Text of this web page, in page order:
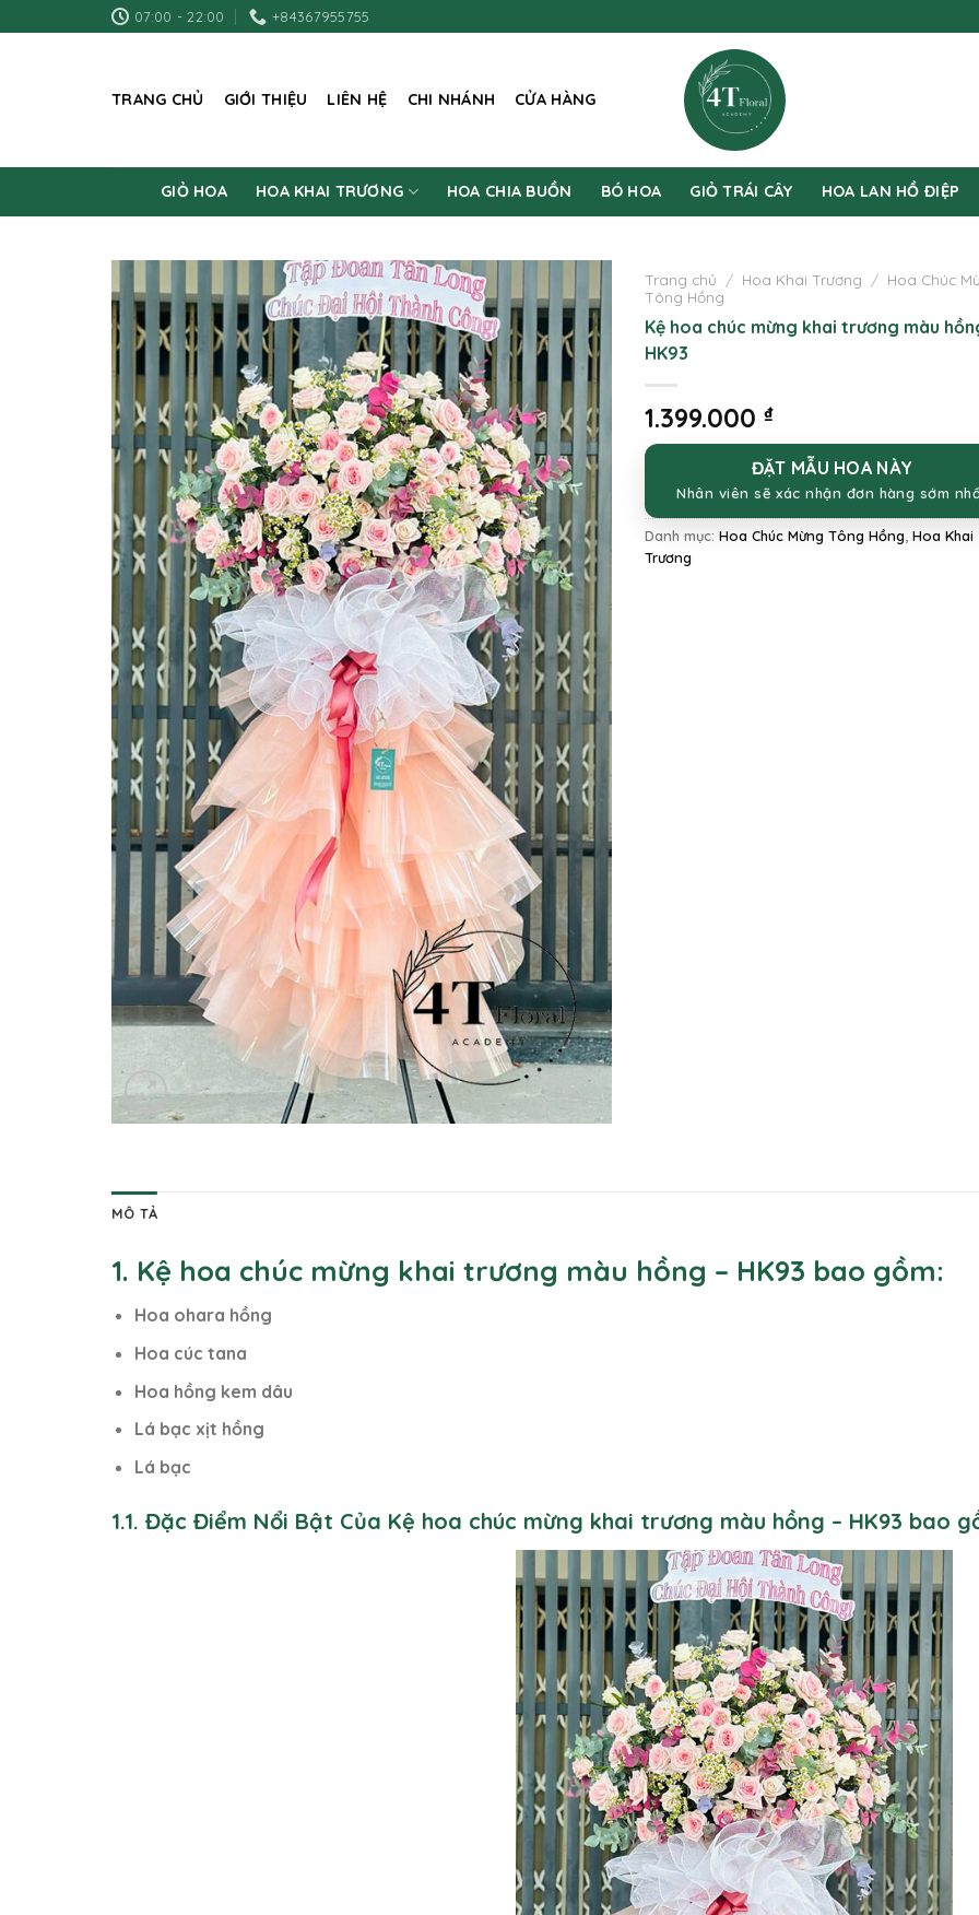
to
07:00 - 22:00 +84367955755
TRANG CHỦ GIỚI THIỆU LIÊN HỆ CHI NHÁNH CỬA HÀNG
GIỎ HOA HOA KHAI TRƯƠNG HOA CHIA BUỒN BÓ HOA GIỎ TRÁI CÂY HOA LAN HỒ ĐIỆP
Trang chủ / Hoa Khai Trương / Hoa Chúc
Tông Hồng
Kệ hoa chúc mừng khai trương màu
HK93
1.399.000 ₫
ĐẶT MẪU HOA NÀY
Nhân viên sẽ xác nhận đơn hàng sớm
Danh mục: Hoa Chúc Mừng Tông Hồng Hoa Khai
Trương
MÔ TẢ
1. Kệ hoa chúc mừng khai trương màu hồng – HK93 bao gồm:
Hoa ohara hồng
Hoa cúc tana
Hoa hồng kem dâu
Lá bạc xịt hồng
Lá bạc
1.1. Đặc Điểm Nổi Bật Của Kệ hoa chúc mừng khai trương màu hồng – HK93 bao